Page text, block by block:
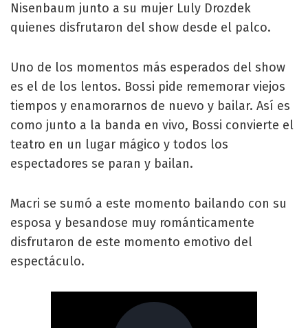
Nisenbaum junto a su mujer Luly Drozdek
quienes disfrutaron del show desde el palco.
Uno de los momentos más esperados del show
es el de los lentos. Bossi pide rememorar viejos
tiempos y enamorarnos de nuevo y bailar. Así es
como junto a la banda en vivo, Bossi convierte el
teatro en un lugar mágico y todos los
espectadores se paran y bailan.
Macri se sumó a este momento bailando con su
esposa y besandose muy románticamente
disfrutaron de este momento emotivo del
espectáculo.